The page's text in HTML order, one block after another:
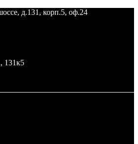
д.131, корп.5, оф.24
131к5